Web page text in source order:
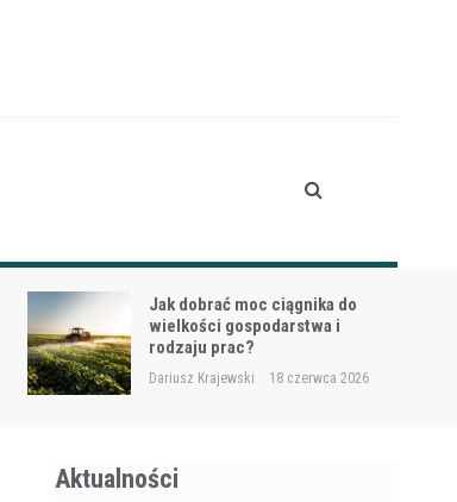
Siewnik do trawy przy
dosiewkach – jak uniknąć
nierównych wschodów?
Dariusz Krajewski 16 czerwca 2026
Aktualności